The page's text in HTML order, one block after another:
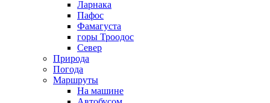
Ларнака
Пафос
Фамагуста
горы Троодос
Север
Природа
Погода
Маршруты
На машине